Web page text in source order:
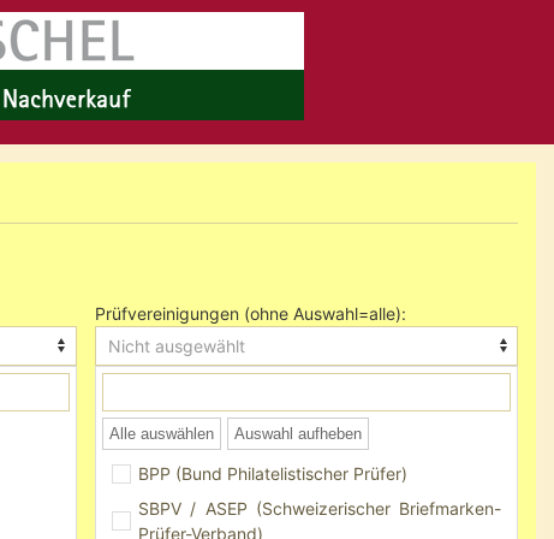
Prüfvereinigungen (ohne Auswahl=alle):
Nicht ausgewählt
Alle auswählen Auswahl aufheben
BPP (Bund Philatelistischer Prüfer)
SBPV / ASEP (Schweizerischer Briefmarken-
Prüfer-Verband)